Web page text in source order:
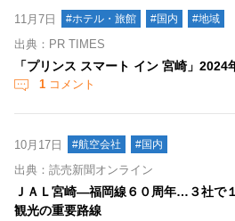
11月7日 #ホテル・旅館 #国内 #地域
出典：PR TIMES
「プリンス スマート イン 宮崎」
1 コメント
10月17日 #航空会社 #国内
出典：読売新聞オンライン
ＪＡＬ宮崎―福岡線６０周年…３社で
観光の重要路線